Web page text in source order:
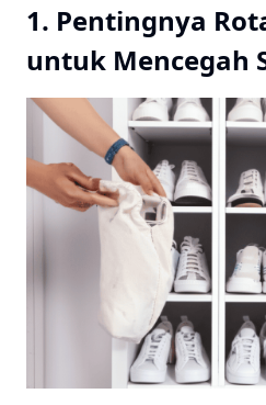
1. Pentingnya
untuk Mencegah